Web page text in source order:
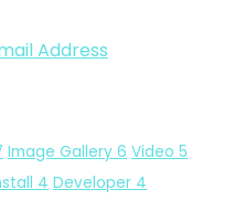
Address
Image Gallery 6 Video 5
4 Developer 4